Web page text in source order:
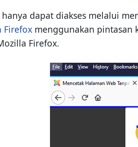
dapat diakses melalui
Firefoxmenggunakan pintasan
Firefox.